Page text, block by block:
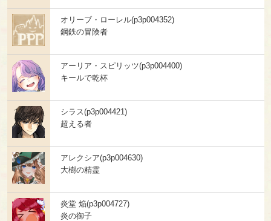
オリーブ・ローレル(p3p004352)
鋼鉄の冒険者
アーリア・スピリッツ(p3p004400)
キールで乾杯
シラス(p3p004421)
超える者
アレクシア(p3p004630)
大樹の精霊
炎堂 焔(p3p004727)
炎の御子